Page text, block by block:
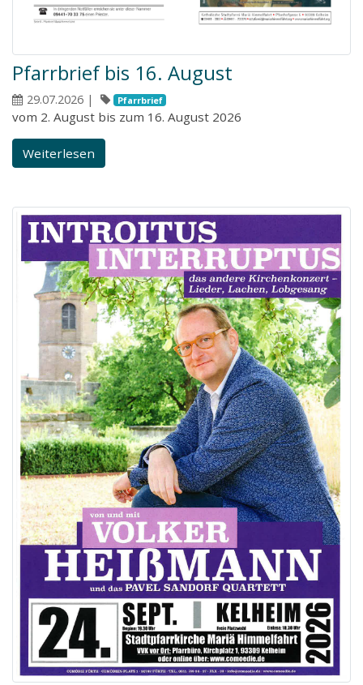
Pfarrbrief bis 16. August
29.07.2026 | Pfarrbrief
vom 2. August bis zum 16. August 2026
Weiterlesen